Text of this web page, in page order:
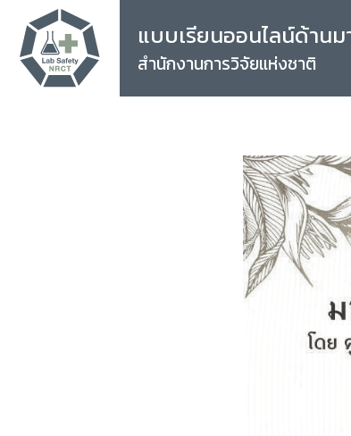
แบบเรียนออนไลน์ด้าน
สำนักงานการวิจัยแห่งชาติ